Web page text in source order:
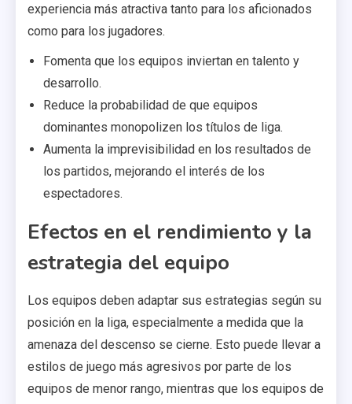
experiencia más atractiva tanto para los aficionados
como para los jugadores.
Fomenta que los equipos inviertan en talento y
desarrollo.
Reduce la probabilidad de que equipos
dominantes monopolizen los títulos de liga.
Aumenta la imprevisibilidad en los resultados de
los partidos, mejorando el interés de los
espectadores.
Efectos en el rendimiento y la
estrategia del equipo
Los equipos deben adaptar sus estrategias según su
posición en la liga, especialmente a medida que la
amenaza del descenso se cierne. Esto puede llevar a
estilos de juego más agresivos por parte de los
equipos de menor rango, mientras que los equipos de